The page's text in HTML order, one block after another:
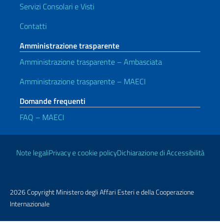
Servizi Consolari e Visti
Contatti
Amministrazione trasparente
Amministrazione trasparente – Ambasciata
Amministrazione trasparente – MAECI
Domande frequenti
FAQ – MAECI
Link Utili
Note legaliPrivacy e cookie policyDichiarazione di Accessibilità
2026 Copyright Ministero degli Affari Esteri e della Cooperazione
Internazionale